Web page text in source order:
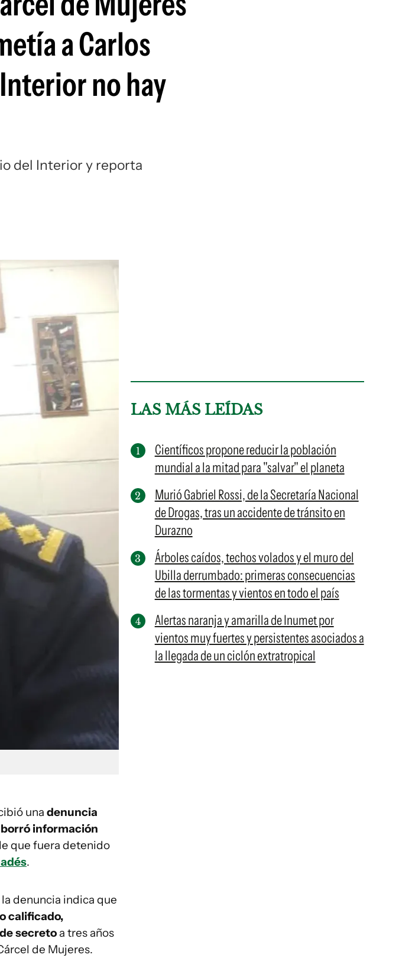
a Carlos
no hay
del Interior y reporta
una denuncia
borró información
que fuera detenido
.
la denuncia indica que
calificado,
secreto a tres años
de Mujeres.
LAS MÁS LEÍDAS
Científicos propone reducir la población
mundial a la mitad para "salvar" el planeta
Murió Gabriel Rossi, de la Secretaría Nacional
de Drogas, tras un accidente de tránsito en
Durazno
Árboles caídos, techos volados y el muro del
Ubilla derrumbado: primeras consecuencias
de las tormentas y vientos en todo el país
Alertas naranja y amarilla de Inumet por
vientos muy fuertes y persistentes asociados a
la llegada de un ciclón extratropical